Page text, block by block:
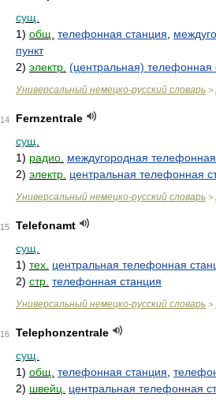
сущ.
1) общ. телефонная станция
пункт
2) электр. (центральная) телефонная
Универсальный немецко-русский словарь >
14
Fernzentrale
сущ.
1) радио. междугородная
2) электр. центральная телефонная
Универсальный немецко-русский словарь >
15
Telefonamt
сущ.
1) тех. центральная телефонная
2) стр. телефонная станция
Универсальный немецко-русский словарь >
16
Telephonzentrale
сущ.
1) общ. телефонная станция
2) швейц. центральная телефонная